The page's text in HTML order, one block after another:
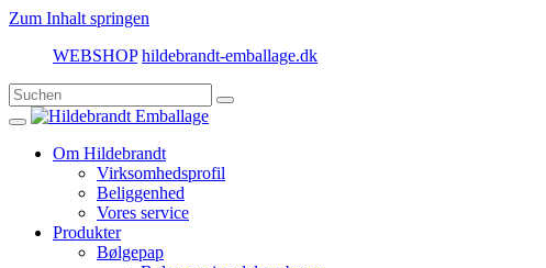
Zum Inhalt springen
WEBSHOP hildebrandt-emballage.dk
Om Hildebrandt
Virksomhedsprofil
Beliggenhed
Vores service
Produkter
Bølgepap